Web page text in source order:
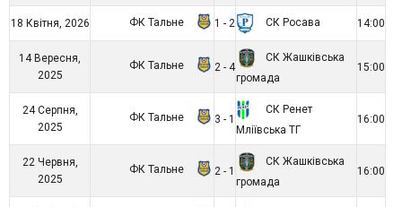
18 Квітня, 2026 ФК Тальне 1 - 2 СК Росава 14:00
14 Вересня,
2025
ФК Тальне 2 - 4
СК Жашківська
громада
15:00
24 Серпня,
2025
ФК Тальне 3 - 1
СК Ренет
Мліївська ТГ
16:00
22 Червня,
2025
ФК Тальне 2 - 1
СК Жашківська
громада
16:00